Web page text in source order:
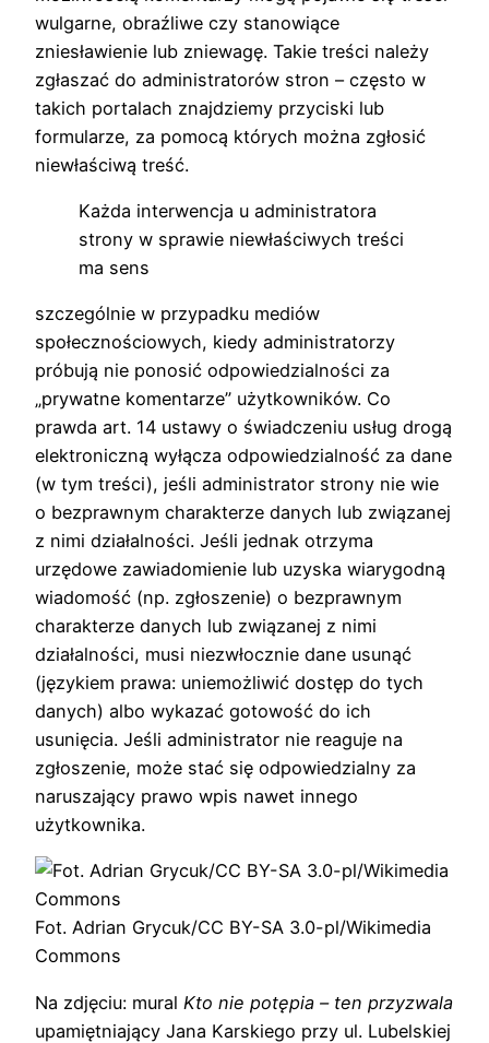
wulgarne, obraźliwe czy stanowiące
zniesławienie lub zniewagę. Takie treści należy
zgłaszać do administratorów stron – często w
takich portalach znajdziemy przyciski lub
formularze, za pomocą których można zgłosić
niewłaściwą treść.
Każda interwencja u administratora
strony w sprawie niewłaściwych treści
ma sens
szczególnie w przypadku mediów
społecznościowych, kiedy administratorzy
próbują nie ponosić odpowiedzialności za
„prywatne komentarze” użytkowników. Co
prawda art. 14 ustawy o świadczeniu usług drogą
elektroniczną wyłącza odpowiedzialność za dane
(w tym treści), jeśli administrator strony nie wie
o bezprawnym charakterze danych lub związanej
z nimi działalności. Jeśli jednak otrzyma
urzędowe zawiadomienie lub uzyska wiarygodną
wiadomość (np. zgłoszenie) o bezprawnym
charakterze danych lub związanej z nimi
działalności, musi niezwłocznie dane usunąć
(językiem prawa: uniemożliwić dostęp do tych
danych) albo wykazać gotowość do ich
usunięcia. Jeśli administrator nie reaguje na
zgłoszenie, może stać się odpowiedzialny za
naruszający prawo wpis nawet innego
użytkownika.
Fot. Adrian Grycuk/CC BY-SA 3.0-pl/Wikimedia
Commons
Na zdjęciu: mural Kto nie potępia – ten przyzwala
upamiętniający Jana Karskiego przy ul. Lubelskiej